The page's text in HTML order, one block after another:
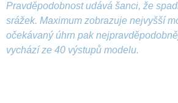
Pravděpodobnost udává šanci, že
srážek. Maximum zobrazuje nejvyšší
očekávaný úhrn pak
vychází ze 40 výstupů modelu.